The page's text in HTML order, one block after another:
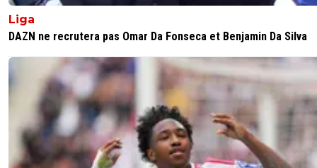
Liga
DAZN ne recrutera pas Omar Da Fonseca et Benjamin Da Silva